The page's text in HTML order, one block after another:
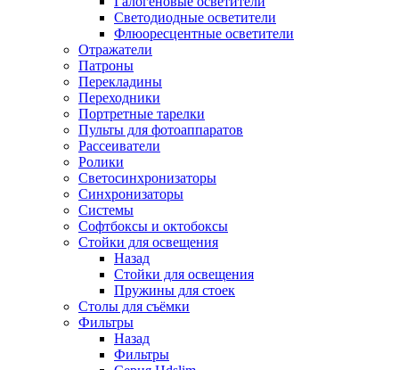
Светодиодные осветители
Флюоресцентные осветители
Отражатели
Патроны
Перекладины
Переходники
Портретные тарелки
Пульты для фотоаппаратов
Рассеиватели
Ролики
Светосинхронизаторы
Синхронизаторы
Системы
Софтбоксы и октобоксы
Стойки для освещения
Назад
Стойки для освещения
Пружины для стоек
Столы для съёмки
Фильтры
Назад
Фильтры